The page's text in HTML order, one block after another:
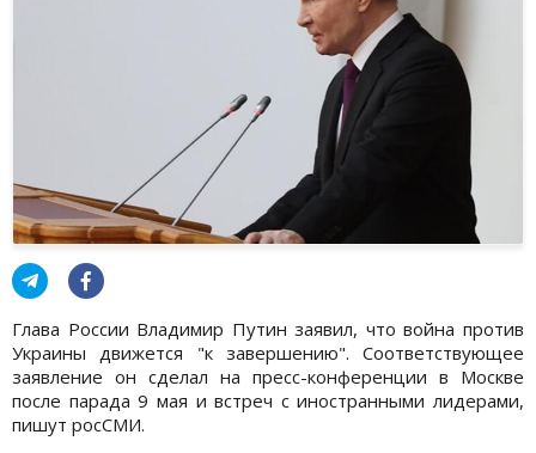
Глава России Владимир Путин заявил, что война против
Украины движется "к завершению". Соответствующее
заявление он сделал на пресс-конференции в Москве
после парада 9 мая и встреч с иностранными лидерами,
пишут росСМИ.